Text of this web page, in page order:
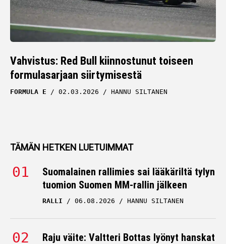
Vahvistus: Red Bull kiinnostunut toiseen
formulasarjaan siirtymisestä
FORMULA E 02.03.2026 HANNU SILTANEN
TÄMÄN HETKEN LUETUIMMAT
Suomalainen rallimies sai lääkäriltä tylyn
tuomion Suomen MM-rallin jälkeen
RALLI 06.08.2026 HANNU SILTANEN
Raju väite: Valtteri Bottas lyönyt hanskat